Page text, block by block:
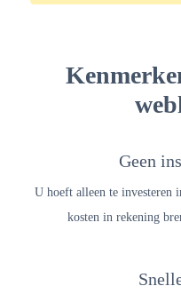
Geen
U hoeft alleen te investeren
kosten in rekening